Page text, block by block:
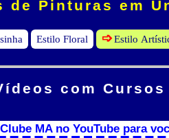
de Pinturas em
Estilo Floral Estilo
com
Clube MA no YouTube para